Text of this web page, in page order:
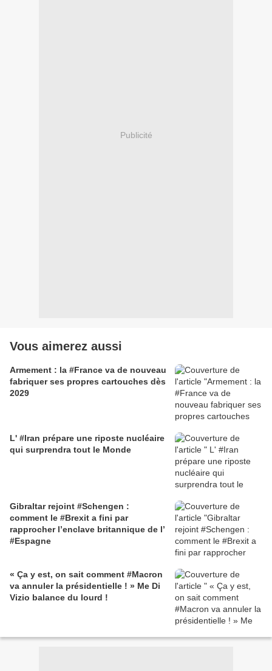
Publicité
Vous aimerez aussi
Armement : la #France va de nouveau
fabriquer ses propres cartouches dès
2029
L' #Iran prépare une riposte nucléaire
qui surprendra tout le Monde
Gibraltar rejoint #Schengen :
comment le #Brexit a fini par
rapprocher l’enclave britannique de l’
#Espagne
« Ça y est, on sait comment #Macron
va annuler la présidentielle ! » Me Di
Vizio balance du lourd !